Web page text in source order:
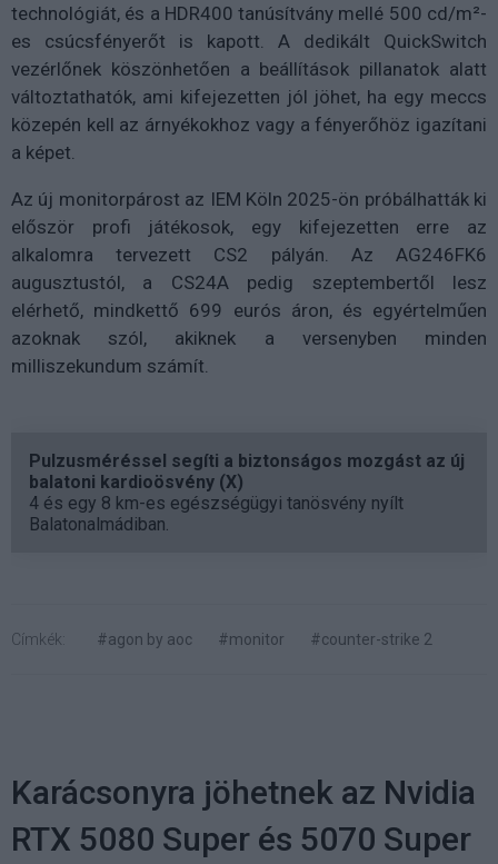
technológiát, és a HDR400 tanúsítvány mellé 500 cd/m²-
es csúcsfényerőt is kapott. A dedikált QuickSwitch
vezérlőnek köszönhetően a beállítások pillanatok alatt
változtathatók, ami kifejezetten jól jöhet, ha egy meccs
közepén kell az árnyékokhoz vagy a fényerőhöz igazítani
a képet.
Az új monitorpárost az IEM Köln 2025-ön próbálhatták ki
először profi játékosok, egy kifejezetten erre az
alkalomra tervezett CS2 pályán. Az AG246FK6
augusztustól, a CS24A pedig szeptembertől lesz
elérhető, mindkettő 699 eurós áron, és egyértelműen
azoknak szól, akiknek a versenyben minden
milliszekundum számít.
Pulzusméréssel segíti a biztonságos mozgást az új
balatoni kardioösvény (X)
4 és egy 8 km-es egészségügyi tanösvény nyílt
Balatonalmádiban.
Címkék: #agon by aoc #monitor #counter-strike 2
Karácsonyra jöhetnek az Nvidia
RTX 5080 Super és 5070 Super